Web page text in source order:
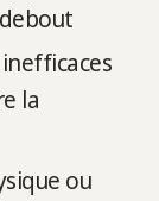
la
ou